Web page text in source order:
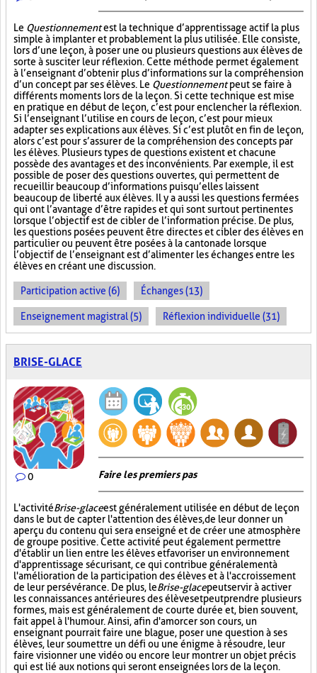
Le Questionnementest la technique d’apprentissage actif la plus
simple à implanter et probablement la plus utilisée. Elle consiste,
lors d’une leçon, à poser une ou plusieurs questions aux élèves de
sorte à susciter leur réflexion. Cette méthode permet également
à l’enseignant d’obtenir plus d’informations sur la compréhension
d’un concept par ses élèves. Le Questionnementpeut se faire à
différents moments lors de la leçon. Si cette technique est mise
en pratique en début de leçon, c’est pour enclencher la réflexion.
Si l’enseignant l’utilise en cours de leçon, c’est pour mieux
adapter ses explications aux élèves. Si c’est plutôt en fin de leçon,
alors c’est pour s’assurer de la compréhension des concepts par
les élèves. Plusieurs types de questions existent et chacune
possède des avantages et des inconvénients. Par exemple, il est
possible de poser des questions ouvertes, qui permettent de
recueillir beaucoup d’informations puisqu’elles laissent
beaucoup de liberté aux élèves. Il y a aussi les questions fermées
qui ont l’avantage d’être rapides et qui sont surtout pertinentes
lorsque l’objectif est de cibler de l’information précise. De plus,
les questions posées peuvent être directes et cibler des élèves en
particulier ou peuvent être posées à la cantonade lorsque
l’objectif de l’enseignant est d’alimenter les échanges entre les
élèves en créant une discussion.
Participation active (6) Échanges (13)
Enseignement magistral (5) Réflexion individuelle (31)
BRISE-GLACE
0 Faire les premiers pas
L'activitéBrise-glaceest généralement utilisée en début de leçon
dans le but de capter l'attention des élèves, de leur donner un
aperçu du contenu qui sera enseigné et de créer une atmosphère
de groupe positive. Cette activité peut également permettre
d'établir un lien entre les élèves et favoriser un environnement
d'apprentissage sécurisant, ce qui contribue généralement à
l'amélioration de la participation des élèves et à l'accroissement
de leur persévérance. De plus, leBrise-glacepeut servir à activer
les connaissances antérieures des élèves et peut prendre plusieurs
formes, mais est généralement de courte durée et, bien souvent,
fait appel à l'humour. Ainsi, afin d'amorcer son cours, un
enseignant pourrait faire une blague, poser une question à ses
élèves, leur soumettre un défi ou une énigme à résoudre, leur
faire visionner une vidéo ou encore leur montrer un objet précis
qui est lié aux notions qui seront enseignées lors de la leçon.